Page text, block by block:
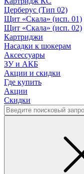
Церберус (Тип 02)
Щит «Скала» (исп. 01)
Щит «Скала» (исп. 02)
Картриджи
Насадки к шокерам
Аксессуары
ЗУ и АКБ
Акции и скидки
Где купить
Акции
Скидки